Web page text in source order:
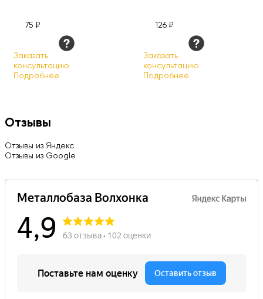
75 ₽
Заказать
консультацию
Подробнее
126 ₽
Заказать
консультацию
Подробнее
Отзывы
Отзывы из Яндекс
Отзывы из Google